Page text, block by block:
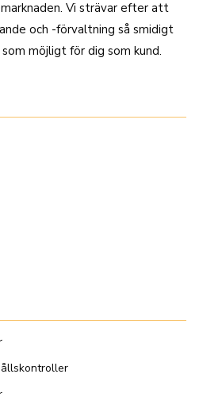
Vi strävar efter att
och -förvaltning så smidigt
möjligt för dig som kund.